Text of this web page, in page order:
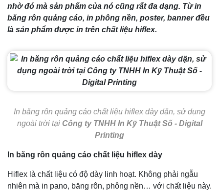
nhờ đó mà sản phẩm của nó cũng rất đa dạng. Từ in
băng rôn quảng cáo, in phông nền, poster, banner đều
là sản phẩm được in trên chất liệu hiflex.
In băng rôn quảng cáo chất liệu hiflex dày dặn, sử dụng
ngoài trời tạiCông ty TNHH In Kỹ Thuật Số - Digital
Printing
In băng rôn quảng cáo chất liệu hiflex dày
Hiflex là chất liệu có độ dày linh hoạt. Không phải ngẫu
nhiên mà in pano, băng rôn, phông nền… với chất liệu này.